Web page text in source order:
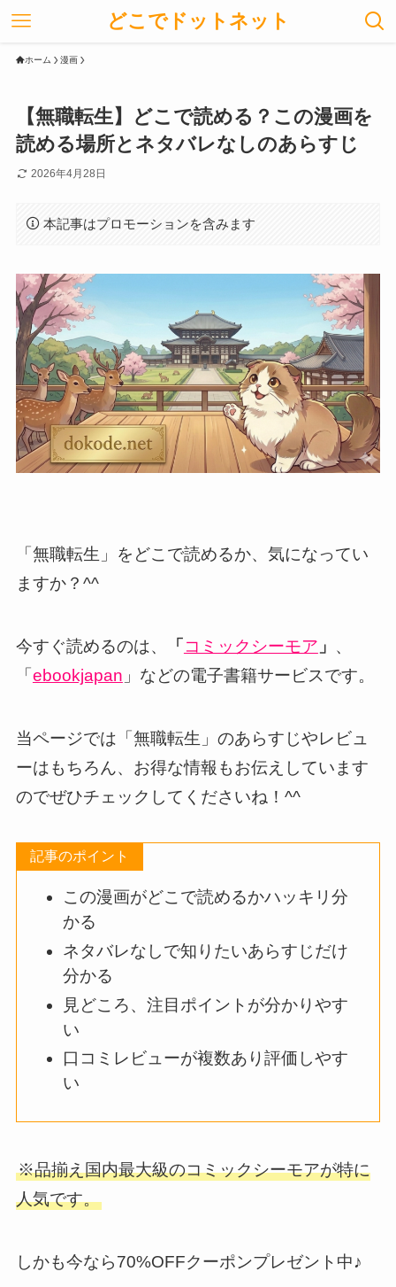
どこでドットネット
ホーム 漫画
【無職転生】どこで読める？この漫画を
読める場所とネタバレなしのあらすじ
2026年4月28日
本記事はプロモーションを含みます
「無職転生」をどこで読めるか、気になってい
ますか？^^
今すぐ読めるのは、 「 コミックシーモア 」 、
「 ebookjapan 」などの電子書籍サービスです。
当ページでは「無職転生」のあらすじやレビュ
ーはもちろん、お得な情報もお伝えしています
のでぜひチェックしてくださいね！^^
記事のポイント
この漫画がどこで読めるかハッキリ分
かる
ネタバレなしで知りたいあらすじだけ
分かる
見どころ、注目ポイントが分かりやす
い
口コミレビューが複数あり評価しやす
い
※品揃え国内最大級のコミックシーモアが特に
人気です。
しかも今なら70%OFFクーポンプレゼント中♪